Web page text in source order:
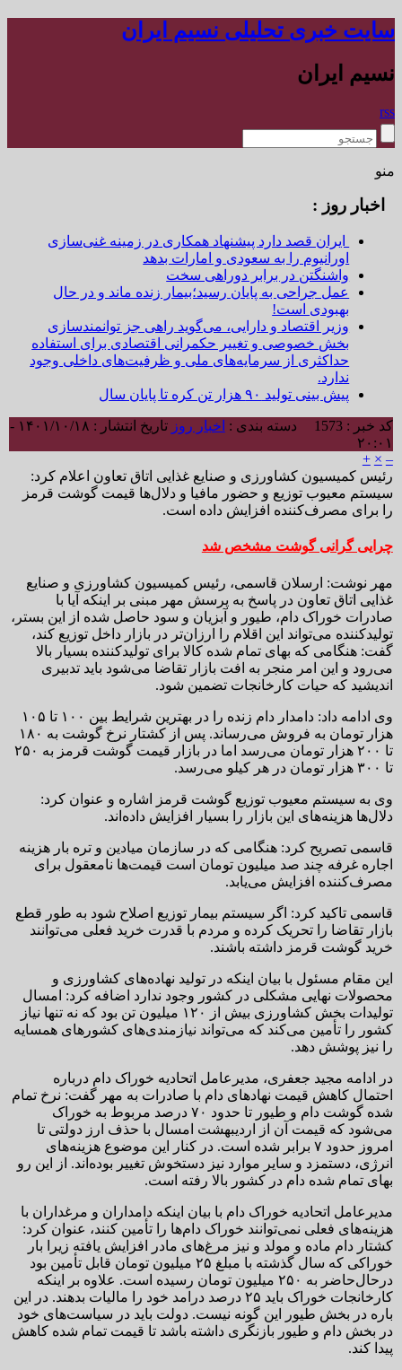
سایت خبری تحلیلی نسیم ایران
نسیم ایران
rss
منو
اخبار روز :
ایران قصد دارد پیشنهاد همکاری در زمینه غنی‌سازی
اورانیوم را به سعودی و امارات بدهد
واشنگتن در برابر دوراهی سخت
عمل جراحی به پایان رسید؛بیمار زنده ماند و در حال
بهبودی است!
وزیر اقتصاد و دارایی، می‌گوید راهی جز توانمندسازی
بخش خصوصی و تغییر حکمرانی اقتصادی برای استفاده
حداکثری از سرمایه‌های ملی و ظرفیت‌های داخلی وجود
ندارد.
پیش بینی تولید ۹۰ هزار تن کره تا پایان سال
کد خبر : 1573 دسته بندی : اخبار روز
تاریخ انتشار : ۱۴۰۱/۱۰/۱۸ -
۲۰:۰۱
–
×
+
رئیس کمیسیون کشاورزی و صنایع غذایی اتاق تعاون اعلام کرد:
سیستم معیوب توزیع و حضور مافیا و دلال‌ها قیمت گوشت قرمز
را برای مصرف‌کننده افزایش داده است.
چرایی گرانی گوشت مشخص شد
مهر نوشت: ارسلان قاسمی، رئیس کمیسیون کشاورزی و صنایع
غذایی اتاق تعاون در پاسخ به پرسش مهر مبنی بر اینکه آیا با
صادرات خوراک دام، طیور و آبزیان و سود حاصل شده از این بستر،
تولیدکننده می‌تواند این اقلام را ارزان‌تر در بازار داخل توزیع کند،
گفت: هنگامی که بهای تمام شده کالا برای تولیدکننده بسیار بالا
می‌رود و این امر منجر به افت بازار تقاضا می‌شود باید تدبیری
اندیشید که حیات کارخانجات تضمین شود.
وی ادامه داد: دامدار دام زنده را در بهترین شرایط بین ۱۰۰ تا ۱۰۵
هزار تومان به فروش می‌رساند. پس از کشتار نرخ گوشت به ۱۸۰
تا ۲۰۰ هزار تومان می‌رسد اما در بازار قیمت گوشت قرمز به ۲۵۰
تا ۳۰۰ هزار تومان در هر کیلو می‌رسد.
وی به سیستم معیوب توزیع گوشت قرمز اشاره و عنوان کرد:
دلال‌ها هزینه‌های این بازار را بسیار افزایش داده‌اند.
قاسمی تصریح کرد: هنگامی که در سازمان میادین و تره بار هزینه
اجاره غرفه چند صد میلیون تومان است قیمت‌ها نامعقول برای
مصرف‌کننده افزایش می‌یابد.
قاسمی تاکید کرد: اگر سیستم بیمار توزیع اصلاح شود به طور قطع
بازار تقاضا را تحریک کرده و مردم با قدرت خرید فعلی می‌توانند
خرید گوشت قرمز داشته باشند.
این مقام مسئول با بیان اینکه در تولید نهاده‌های کشاورزی و
محصولات نهایی مشکلی در کشور وجود ندارد اضافه کرد: امسال
تولیدات بخش کشاورزی بیش از ۱۲۰ میلیون تن بود که نه تنها نیاز
کشور را تأمین می‌کند که می‌تواند نیازمندی‌های کشورهای همسایه
را نیز پوشش دهد.
در ادامه مجید جعفری، مدیرعامل اتحادیه خوراک دام درباره
احتمال کاهش قیمت نهادهای دام با صادرات به مهر گفت: نرخ تمام
شده گوشت دام و طیور تا حدود ۷۰ درصد مربوط به خوراک
می‌شود که قیمت آن از اردیبهشت امسال با حذف ارز دولتی تا
امروز حدود ۷ برابر شده است. در کنار این موضوع هزینه‌های
انرژی، دستمزد و سایر موارد نیز دستخوش تغییر بوده‌اند. از این رو
بهای تمام شده دام در کشور بالا رفته است.
مدیرعامل اتحادیه خوراک دام با بیان اینکه دامداران و مرغداران با
هزینه‌های فعلی نمی‌توانند خوراک دام‌ها را تأمین کنند، عنوان کرد:
کشتار دام ماده و مولد و نیز مرغ‌های مادر افزایش یافته زیرا بار
خوراکی که سال گذشته با مبلغ ۲۵ میلیون تومان قابل تأمین بود
درحال‌حاضر به ۲۵۰ میلیون تومان رسیده است. علاوه بر اینکه
کارخانجات خوراک باید ۲۵ درصد درامد خود را مالیات بدهند. در این
باره در بخش طیور این گونه نیست. دولت باید در سیاست‌های خود
در بخش دام و طیور بازنگری داشته باشد تا قیمت تمام شده کاهش
پیدا کند.